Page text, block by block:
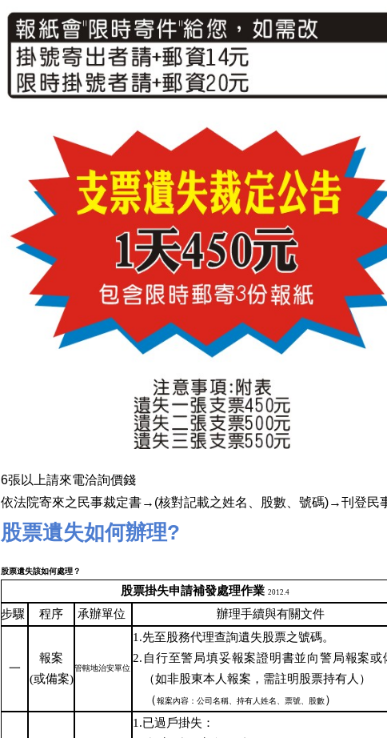
6張以上請來電洽詢價錢
依法院寄來之民事裁定書→(核對記載之姓名、股數、號碼)→刊登民
股票遺失如何辦理?
股票遺失該如何處理？
股票掛失申請補發處理作業 2012.4
步驟 程序 承辦單位 辦理手續與有關文件
一
報案
(或備案)
管轄地治安單位
1.先至股務代理查詢遺失股票之號碼。
2. 自行至警局填妥報案證明書並向警局報案或
（如非股東本人報案，需註明股票持有人）
（報案內容：公司名稱、持有人姓名、票號、股數）
1.已過戶掛失：